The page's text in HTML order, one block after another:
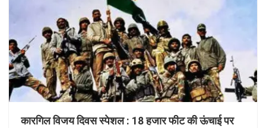
कारगिल विजय दिवस स्पेशल : 18 हजार फीट की ऊंचाई पर